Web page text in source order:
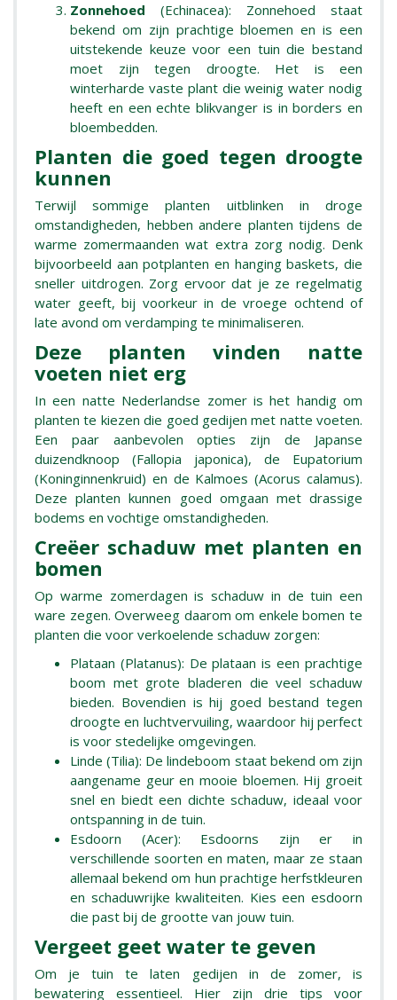
Zonnehoed (Echinacea): Zonnehoed staat
bekend om zijn prachtige bloemen en is een
uitstekende keuze voor een tuin die bestand
moet zijn tegen droogte. Het is een
winterharde vaste plant die weinig water nodig
heeft en een echte blikvanger is in borders en
bloembedden.
Planten die goed tegen droogte
kunnen
Terwijl sommige planten uitblinken in droge
omstandigheden, hebben andere planten tijdens de
warme zomermaanden wat extra zorg nodig. Denk
bijvoorbeeld aan potplanten en hanging baskets, die
sneller uitdrogen. Zorg ervoor dat je ze regelmatig
water geeft, bij voorkeur in de vroege ochtend of
late avond om verdamping te minimaliseren.
Deze planten vinden natte
voeten niet erg
In een natte Nederlandse zomer is het handig om
planten te kiezen die goed gedijen met natte voeten.
Een paar aanbevolen opties zijn de Japanse
duizendknoop (Fallopia japonica), de Eupatorium
(Koninginnenkruid) en de Kalmoes (Acorus calamus).
Deze planten kunnen goed omgaan met drassige
bodems en vochtige omstandigheden.
Creëer schaduw met planten en
bomen
Op warme zomerdagen is schaduw in de tuin een
ware zegen. Overweeg daarom om enkele bomen te
planten die voor verkoelende schaduw zorgen:
Plataan (Platanus): De plataan is een prachtige
boom met grote bladeren die veel schaduw
bieden. Bovendien is hij goed bestand tegen
droogte en luchtvervuiling, waardoor hij perfect
is voor stedelijke omgevingen.
Linde (Tilia): De lindeboom staat bekend om zijn
aangename geur en mooie bloemen. Hij groeit
snel en biedt een dichte schaduw, ideaal voor
ontspanning in de tuin.
Esdoorn (Acer): Esdoorns zijn er in
verschillende soorten en maten, maar ze staan
allemaal bekend om hun prachtige herfstkleuren
en schaduwrijke kwaliteiten. Kies een esdoorn
die past bij de grootte van jouw tuin.
Vergeet geet water te geven
Om je tuin te laten gedijen in de zomer, is
bewatering essentieel. Hier zijn drie tips voor